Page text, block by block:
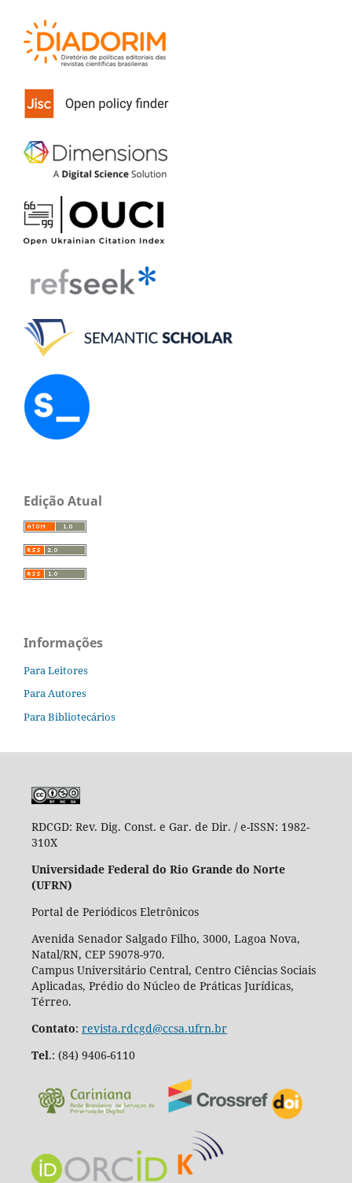
Edição Atual
Informações
Para Leitores
Para Autores
Para Bibliotecários
RDCGD: Rev. Dig. Const. e Gar. de Dir. / e-ISSN: 1982-
310X
Universidade Federal do Rio Grande do Norte
(UFRN)
Portal de Periódicos Eletrônicos
Avenida Senador Salgado Filho, 3000, Lagoa Nova,
Natal/RN, CEP 59078-970.
Campus Universitário Central, Centro Ciências Sociais
Aplicadas, Prédio do Núcleo de Práticas Jurídicas,
Térreo.
Contato: revista.rdcgd@ccsa.ufrn.br
Tel.: (84) 9406-6110